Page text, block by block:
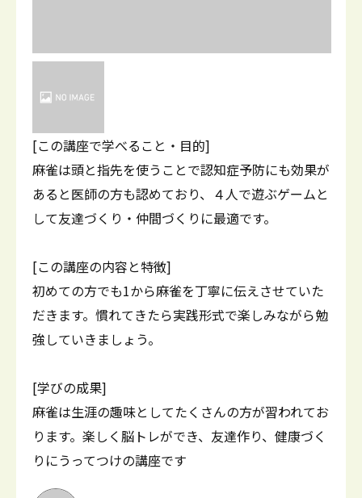
[この講座で学べること・目的]
麻雀は頭と指先を使うことで認知症予防にも効果が
あると医師の方も認めており、４人で遊ぶゲームと
して友達づくり・仲間づくりに最適です。
[この講座の内容と特徴]
初めての方でも1から麻雀を丁寧に伝えさせていた
だきます。慣れてきたら実践形式で楽しみながら勉
強していきましょう。
[学びの成果]
麻雀は生涯の趣味としてたくさんの方が習われてお
ります。楽しく脳トレができ、友達作り、健康づく
りにうってつけの講座です